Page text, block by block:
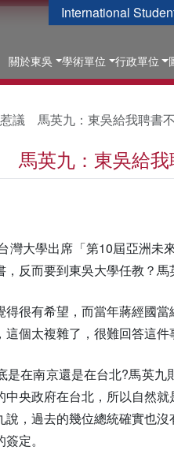
International
關於東吳 學術單位 行政單位
惹議 馬英九：東吳給我聘書
馬英九：東吳給
灣大學出席「第10屆亞洲
反而要到東吳大學任教？
很有希望，而當年蔣經國
個太複雜了，很難回答這件
在南京還是在台北?馬英
央政府在台北，所以自然
，過去的幾位總統確實也
定。